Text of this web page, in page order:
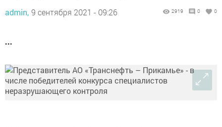
admin, 9 сентября 2021 - 09:26 2919 0 0
...